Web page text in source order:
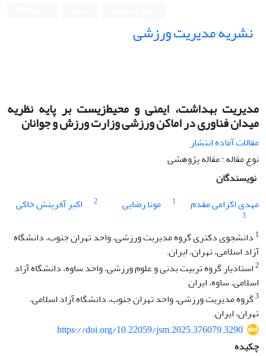
نشریه مدیریت ورزشی
مدیریت بهداشت، ایمنی و محیط‌زیست بر پایه نظریه
میدان فناوری در اماکن ورزشی وزارت ورزش و جوانان
مقالات آماده انتشار
نوع مقاله : مقاله پژوهشی
نویسندگان
مهدی اکرامی مقدم
1 مونا رضایی 2 اکبر آفرینش خاکی
3
1 دانشجوی دکتری گروه مدیریت ورزشی، واحد تهران جنوب، دانشگاه
آزاد اسلامی، تهران، ایران.
2استادیار گروه تربیت بدنی و علوم ورزشی، واحد ساوه، دانشگاه آزاد
اسلامی، ساوه، ایران
3گروه مدیریت ورزشی، واحد تهران جنوب، دانشگاه آزاد اسلامی،
تهران، ایران.
https://doi.org/10.22059/jsm.2025.376079.3290
چکیده